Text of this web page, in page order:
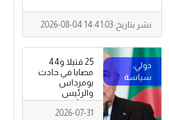
نشر بتاريخ:2026-08-04 14:41:03
25 قتيلا و44
مصابا في حادث
بومرداس
والرئيس
الجزائري يعلن
الحداد .
2026-07-31